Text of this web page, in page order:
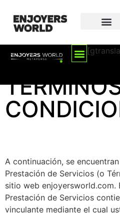
A continuación, se
Prestación de Servicios (o
sitio web enjoyersworld.com.
Prestación de Servicios
vinculante mediante el cual